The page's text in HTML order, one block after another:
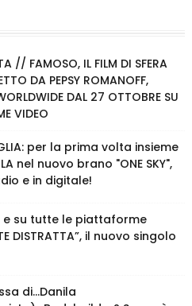
// FAMOSO, IL FILM DI SFERA
DA PEPSY ROMANOFF,
DAL 27 OTTOBRE SU
VIDEO
per la prima volta insieme
nel nuovo brano "ONE SKY",
e in digitale!
e su tutte le piattaforme
DISTRATTA”, il nuovo singolo
di…Danila